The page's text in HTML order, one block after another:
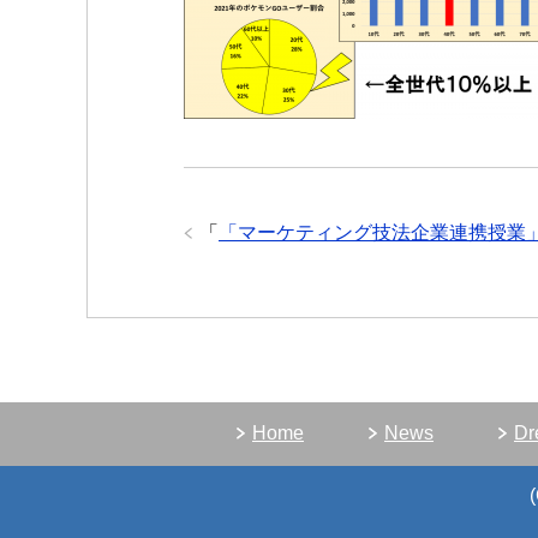
「 「マーケティング技法企業連携授
Home News